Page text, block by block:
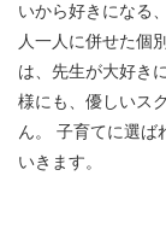
いから好きになる
人一人に併せた個
は、先生が大好き
様にも、優しいス
ん。 子育てに選ば
いきます。